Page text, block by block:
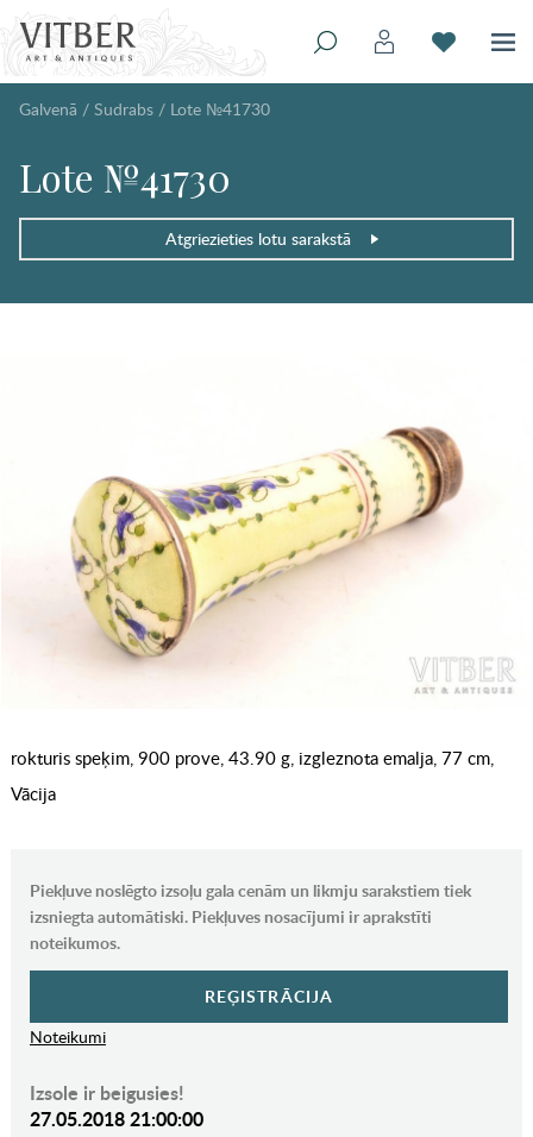
Galvenā / Sudrabs / Lote №41730
Lote №41730
Atgriezieties lotu sarakstā
rokturis speķim, 900 prove, 43.90 g, izgleznota emalja, 77 cm,
Vācija
Piekļuve noslēgto izsoļu gala cenām un likmju sarakstiem tiek
izsniegta automātiski. Piekļuves nosacījumi ir aprakstīti
noteikumos.
REĢISTRĀCIJA
Noteikumi
Izsole ir beigusies!
27.05.2018 21:00:00